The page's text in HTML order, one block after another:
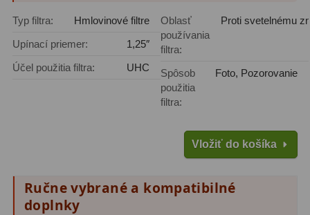
Okulárové výtahy44
Adaptéry k okulárovým
výťahom8
Ornitológia a príroda19
Typ filtra:
Hmlovinové filtre
Upínací priemer:
1,25″
Účel použitia filtra:
UHC
Oblasť
používania
filtra:
Proti svetelnému
Spôsob
použitia
filtra:
Foto, Pozorovanie
Vložiť do košíka
Ručne vybrané a kompatibilné
doplnky